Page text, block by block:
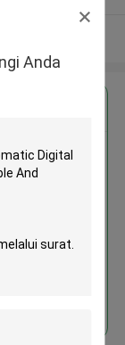
Anda
Machine
Cable And